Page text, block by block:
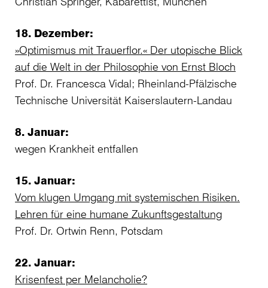
18. Dezember:
»Optimismus mit Trauerflor.« Der utopische Blick
auf die Welt in der Philosophie von Ernst Bloch
Prof. Dr. Francesca Vidal; Rheinland-Pfälzische
Technische Universität Kaiserslautern-Landau
8. Januar:
wegen Krankheit entfallen
15. Januar:
Vom klugen Umgang mit systemischen Risiken.
Lehren für eine humane Zukunftsgestaltung
Prof. Dr. Ortwin Renn, Potsdam
22. Januar:
Krisenfest per Melancholie?